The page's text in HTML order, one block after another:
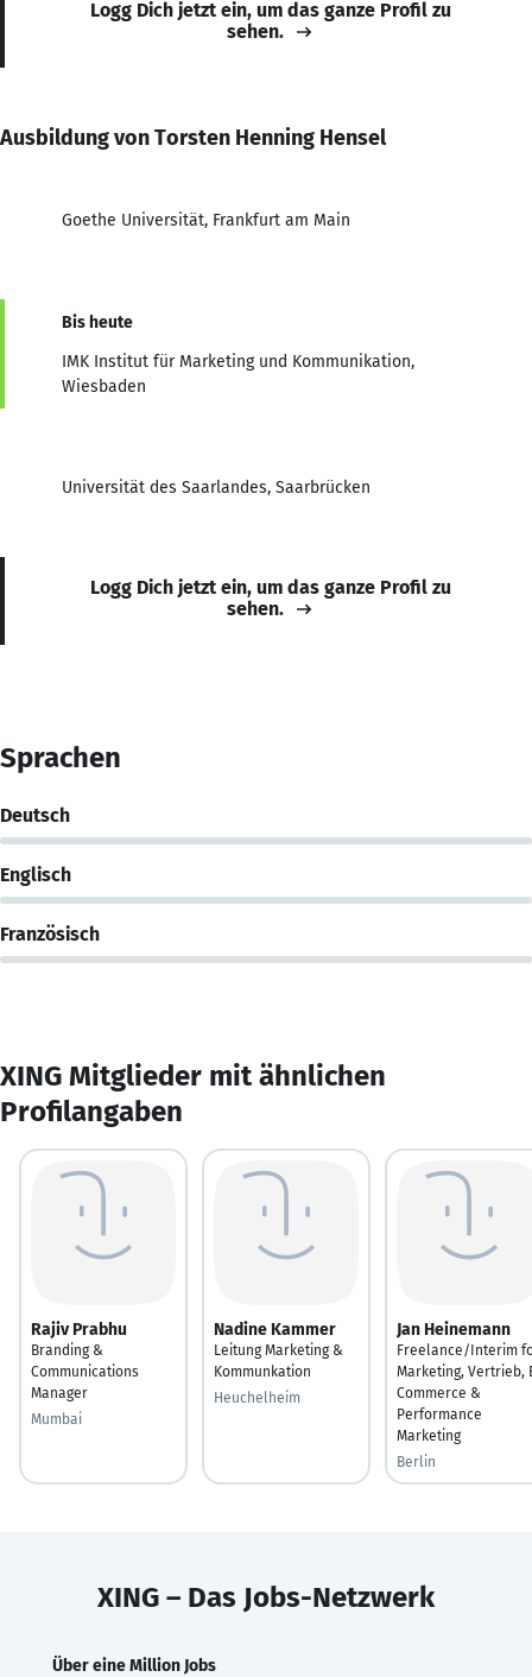
Logg Dich jetzt ein, um das ganze Profil zu
sehen.
Ausbildung von Torsten Henning Hensel
Goethe Universität, Frankfurt am Main
Bis heute
IMK Institut für Marketing und Kommunikation,
Wiesbaden
Universität des Saarlandes, Saarbrücken
Logg Dich jetzt ein, um das ganze Profil zu
sehen.
Sprachen
Deutsch
Englisch
Französisch
XING Mitglieder mit ähnlichen
Profilangaben
Rajiv Prabhu
Branding &
Communications
Manager
Mumbai
Nadine Kammer
Leitung Marketing &
Kommunkation
Heuchelheim
Jan Heinemann
Freelance/Interim
Marketing, Vertrieb,
Commerce &
Performance
Marketing
Berlin
XING – Das Jobs-Netzwerk
Über eine Million Jobs